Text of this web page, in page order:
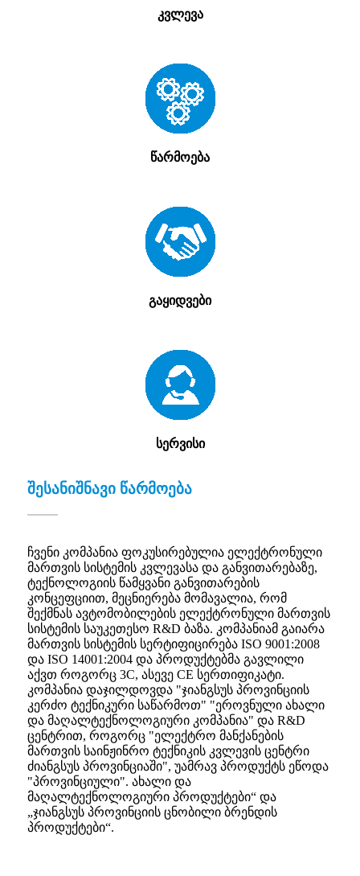
კვლევა
წარმოება
გაყიდვები
სერვისი
შესანიშნავი წარმოება
ჩვენი კომპანია ფოკუსირებულია ელექტრონული
მართვის სისტემის კვლევასა და განვითარებაზე,
ტექნოლოგიის წამყვანი განვითარების
კონცეფციით, მეცნიერება მომავალია, რომ
შექმნას ავტომობილების ელექტრონული მართვის
სისტემის საუკეთესო R&D ბაზა. კომპანიამ გაიარა
მართვის სისტემის სერტიფიცირება ISO 9001:2008
და ISO 14001:2004 და პროდუქტებმა გავლილი
აქვთ როგორც 3C, ასევე CE სერთიფიკატი.
კომპანია დაჯილდოვდა "ჯიანგსუს პროვინციის
კერძო ტექნიკური საწარმოთ" "ეროვნული ახალი
და მაღალტექნოლოგიური კომპანია" და R&D
ცენტრით, როგორც "ელექტრო მანქანების
მართვის საინჟინრო ტექნიკის კვლევის ცენტრი
ძიანგსუს პროვინციაში", უამრავ პროდუქტს ეწოდა
"პროვინციული". ახალი და
მაღალტექნოლოგიური პროდუქტები“ და
„ჯიანგსუს პროვინციის ცნობილი ბრენდის
პროდუქტები“.